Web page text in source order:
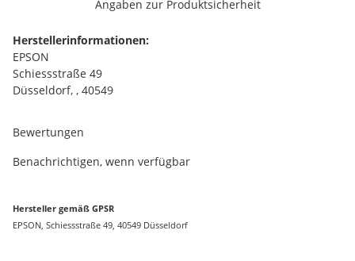
Angaben zur Produktsicherheit
Herstellerinformationen:
EPSON
Schiessstraße 49
Düsseldorf, , 40549
Bewertungen
Benachrichtigen, wenn verfügbar
Hersteller gemäß GPSR
EPSON, Schiessstraße 49, 40549 Düsseldorf